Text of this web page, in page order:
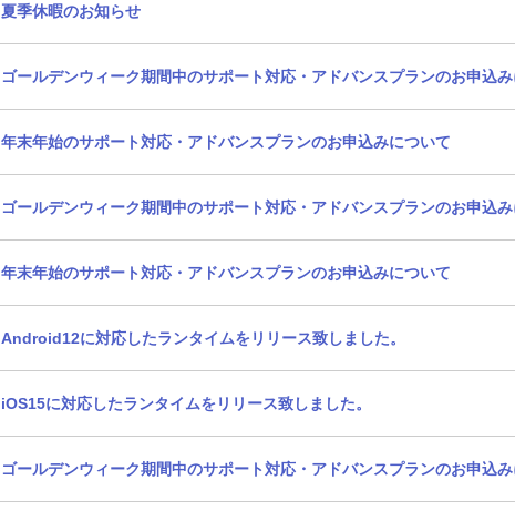
夏季休暇のお知らせ
ゴールデンウィーク期間中のサポート対応・アドバンスプランのお申込
年末年始のサポート対応・アドバンスプランのお申込みについて
ゴールデンウィーク期間中のサポート対応・アドバンスプランのお申込
年末年始のサポート対応・アドバンスプランのお申込みについて
Android12に対応したランタイムをリリース致しました。
iOS15に対応したランタイムをリリース致しました。
ゴールデンウィーク期間中のサポート対応・アドバンスプランのお申込